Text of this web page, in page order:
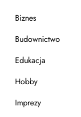
Biznes
Budownictwo
Edukacja
Hobby
Imprezy